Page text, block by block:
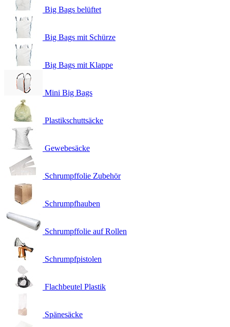
Big Bags belüftet
Big Bags mit Schürze
Big Bags mit Klappe
Mini Big Bags
Plastikschuttsäcke
Gewebesäcke
Schrumpffolie Zubehör
Schrumpfhauben
Schrumpffolie auf Rollen
Schrumpfpistolen
Flachbeutel Plastik
Spänesäcke